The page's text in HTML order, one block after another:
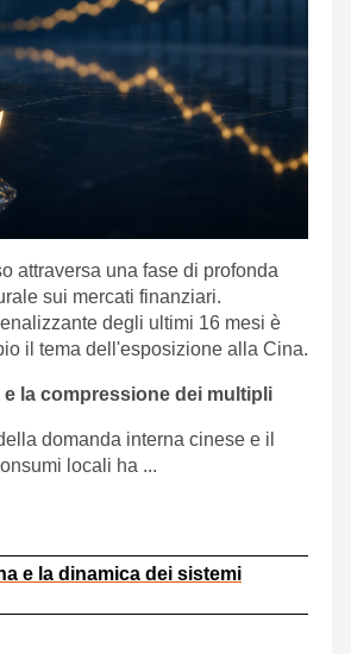
attraversa una fase di profonda
sui mercati finanziari.
degli ultimi 16 mesi è
il tema dell'esposizione alla Cina.
e la compressione dei multipli
domanda interna cinese e il
locali ha ...
e la dinamica dei sistemi